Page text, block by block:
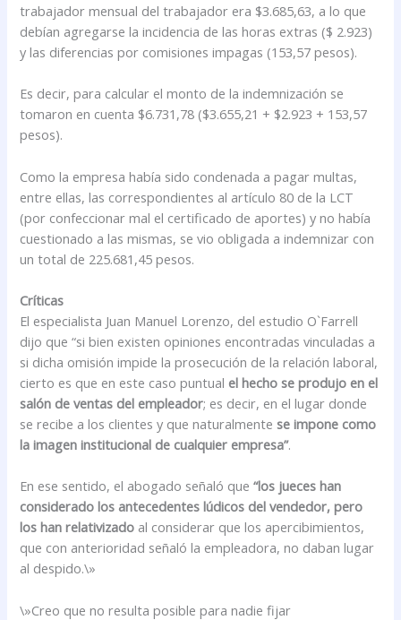
trabajador mensual del trabajador era $3.685,63, a lo que
debían agregarse la incidencia de las horas extras ($ 2.923)
y las diferencias por comisiones impagas (153,57 pesos).
Es decir, para calcular el monto de la indemnización se
tomaron en cuenta $6.731,78 ($3.655,21 + $2.923 + 153,57
pesos).
Como la empresa había sido condenada a pagar multas,
entre ellas, las correspondientes al artículo 80 de la LCT
(por confeccionar mal el certificado de aportes) y no había
cuestionado a las mismas, se vio obligada a indemnizar con
un total de 225.681,45 pesos.
Críticas
El especialista Juan Manuel Lorenzo, del estudio O`Farrell
dijo que “si bien existen opiniones encontradas vinculadas a
si dicha omisión impide la prosecución de la relación laboral,
cierto es que en este caso puntual el hecho se produjo en el
salón de ventas del empleador; es decir, en el lugar donde
se recibe a los clientes y que naturalmentese impone como
la imagen institucional de cualquier empresa”.
En ese sentido, el abogado señaló que“los jueces han
considerado los antecedentes lúdicos del vendedor, pero
los han relativizado al considerar que los apercibimientos,
que con anterioridad señaló la empleadora, no daban lugar
al despido.\»
\»Creo que no resulta posible para nadie fijar